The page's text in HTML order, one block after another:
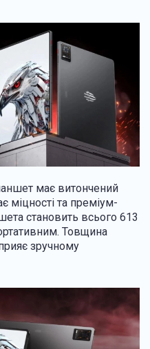
має витончений
міцності та преміум-
становить всього 613
Товщина
зручному